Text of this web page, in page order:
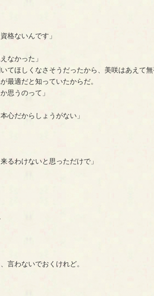
格ないんです」
なかった」
てほしくなさそうだったから、美咲はあえて
最適だと知っていたからだ。
思うのって」
心だからしょうがない」
るわけないと思っただけで」
言わないでおくけれど。